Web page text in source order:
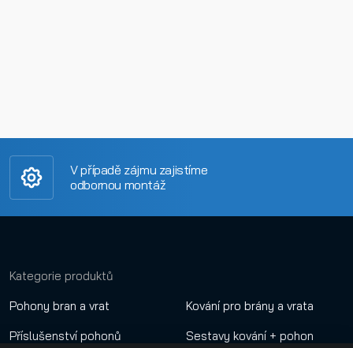
V případě zájmu zajistíme
odbornou montáž
Kategorie produktů
Pohony bran a vrat
Příslušenství pohonů
Kování pro brány a vrata
Sestavy kování + pohon